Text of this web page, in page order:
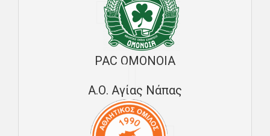
PAC ΟΜΟΝΟΙΑ
Α.Ο. Αγίας Νάπας